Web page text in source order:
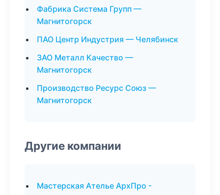
Фабрика Система Групп —
Магнитогорск
ПАО Центр Индустрия — Челябинск
ЗАО Металл Качество —
Магнитогорск
Производство Ресурс Союз —
Магнитогорск
Другие компании
Мастерская Ателье АрхПро -